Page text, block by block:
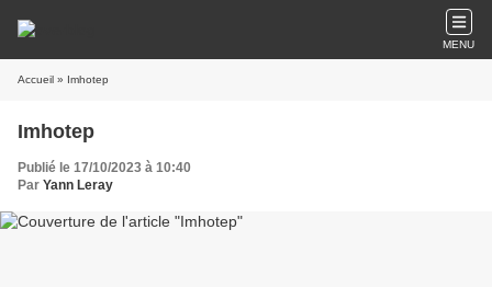
MENU
Accueil » Imhotep
Imhotep
Publié le 17/10/2023 à 10:40
Par Yann Leray